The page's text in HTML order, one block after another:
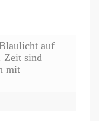
auf
Zeit sind
mit